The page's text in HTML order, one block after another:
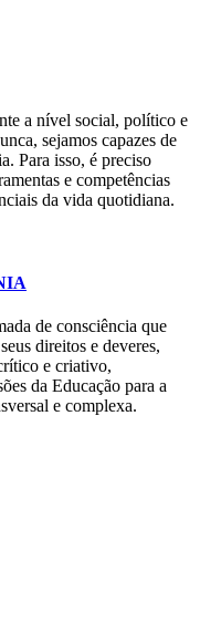
a nível social, político e
sejamos capazes de
Para isso, é preciso
e competências
da vida quotidiana.
de consciência que
direitos e deveres,
e criativo,
da Educação para a
e complexa.